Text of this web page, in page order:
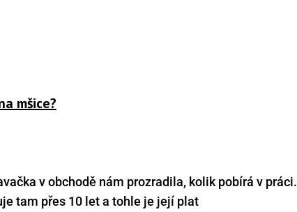
mšice?
v obchodě nám prozradila, kolik pobírá v práci.
tam přes 10 let a tohle je její plat